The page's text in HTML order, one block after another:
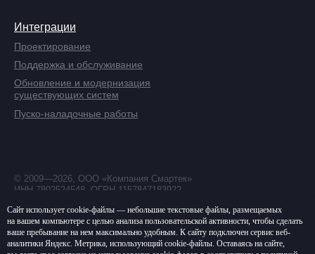
Интеграции
Проектирование
Поддержка и обслуживание
Обновление и модернизация
существующих систем
Пуско-наладочные работы
© 2009—2026, ООО «Компания Смартек»
ИНН 7802524548, ОГРН 1157847183922
Политика в отношении обработки
персональных данных
Согласие на обработку
персональных данных
Сайт использует cookie-файлы — небольшие текстовые файлы, размещаемых
на вашем компьютере с целью анализа пользовательской активности, чтобы сделать
ваше пребывание на нем максимально удобным. К cайту подключен сервис веб-
аналитики Яндекс. Метрика, использующий cookie-файлы. Оставаясь на сайте,